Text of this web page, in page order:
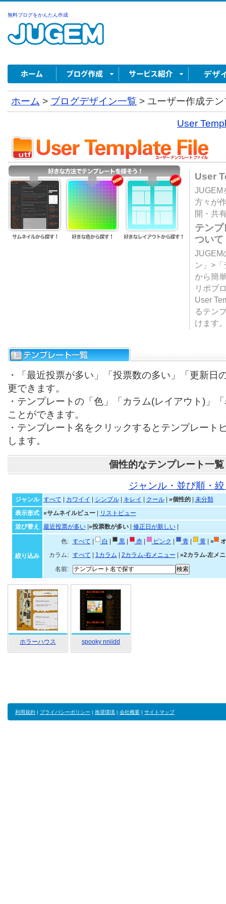
無料ブログをかんたん作成
ホーム > ブログデザイン一覧 > ユーザー作成テ
User
User
JUGEM
方々が
開・共
テン
ついて
JUGEM
ン」>
から簡
リポブ
User
るテン
けます
・「最近投票が多い」「投票数の多い」「更新日
更できます。
・テンプレートの「色」「カラム(レイアウト)」
ことができます。
・テンプレート名をクリックするとテンプレート
します。
個性的なテンプレート一覧
ジャンル・並び順・
ジャンル すべて カワイイ シンプル| キレイ クール| »個性的| 未分類
表示形式
»サムネイルビュー|
リストビュー
並び替え
最近投票が多い| »投票数が多い| 修正日が新しい|
絞り込み
色: すべて 白 黒| 赤| ピンク 青| 黄| »
カラム:
すべて 1カラム 2カラム-右メニュー
»2カラム-左メ
名前:
ホラーハウス spooky nniidd
利用規約 | プライバシーポリシー | 推奨環境 | 会社概要 | サイトマップ